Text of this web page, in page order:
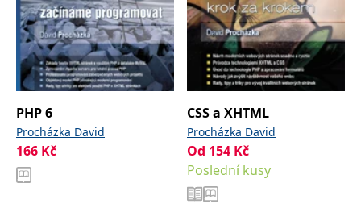
PHP 6
Procházka David
166 Kč
CSS a XHTML
Procházka David
Od 154 Kč
Poslední kusy
koncový uživatel používá
webové stránky a
jakoukoli reklamu,
kterou koncový uživatel
mohl vidět před
návštěvou uvedeného
webu.
první strany společnosti
Microsoft MSN, který
používáme k měření
používání webu pro
interní analýzu.
1 rok
Toto je soubor cookie